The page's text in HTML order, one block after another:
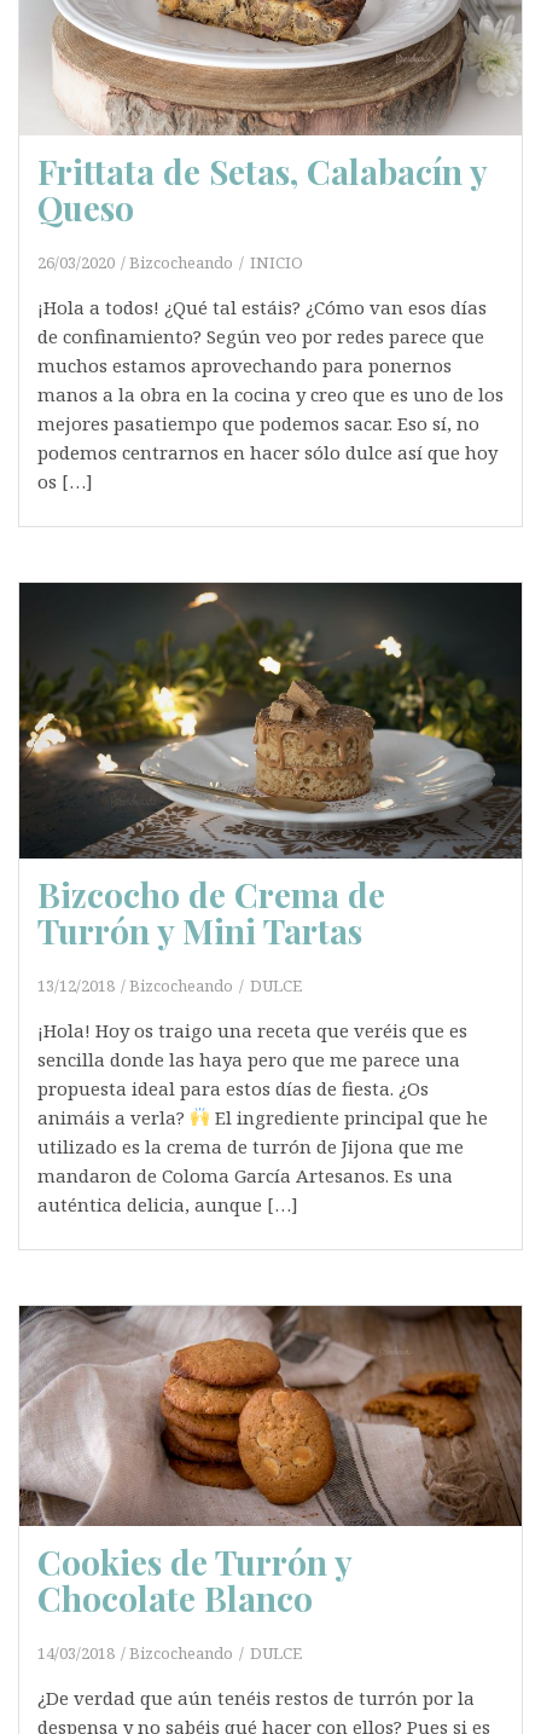
Frittata de Setas, Calabacín y
Queso
26/03/2020 Bizcocheando INICIO
¡Hola a todos! ¿Qué tal estáis? ¿Cómo van esos días
de confinamiento? Según veo por redes parece que
muchos estamos aprovechando para ponernos
manos a la obra en la cocina y creo que es uno de los
mejores pasatiempo que podemos sacar. Eso sí, no
podemos centrarnos en hacer sólo dulce así que hoy
os […]
Bizcocho de Crema de
Turrón y Mini Tartas
13/12/2018 Bizcocheando DULCE
¡Hola! Hoy os traigo una receta que veréis que es
sencilla donde las haya pero que me parece una
propuesta ideal para estos días de fiesta. ¿Os
animáis a verla?
El ingrediente principal que he
utilizado es la crema de turrón de Jijona que me
mandaron de Coloma García Artesanos. Es una
auténtica delicia, aunque […]
Cookies de Turrón y
Chocolate Blanco
14/03/2018 Bizcocheando DULCE
¿De verdad que aún tenéis restos de turrón por la
despensa y no sabéis qué hacer con ellos? Pues si es